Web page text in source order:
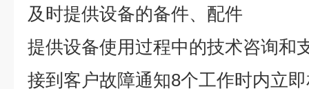
及时提供设备的备件、配件
提供设备使用过程中的技术咨询和
接到客户故障通知8个工作时内立